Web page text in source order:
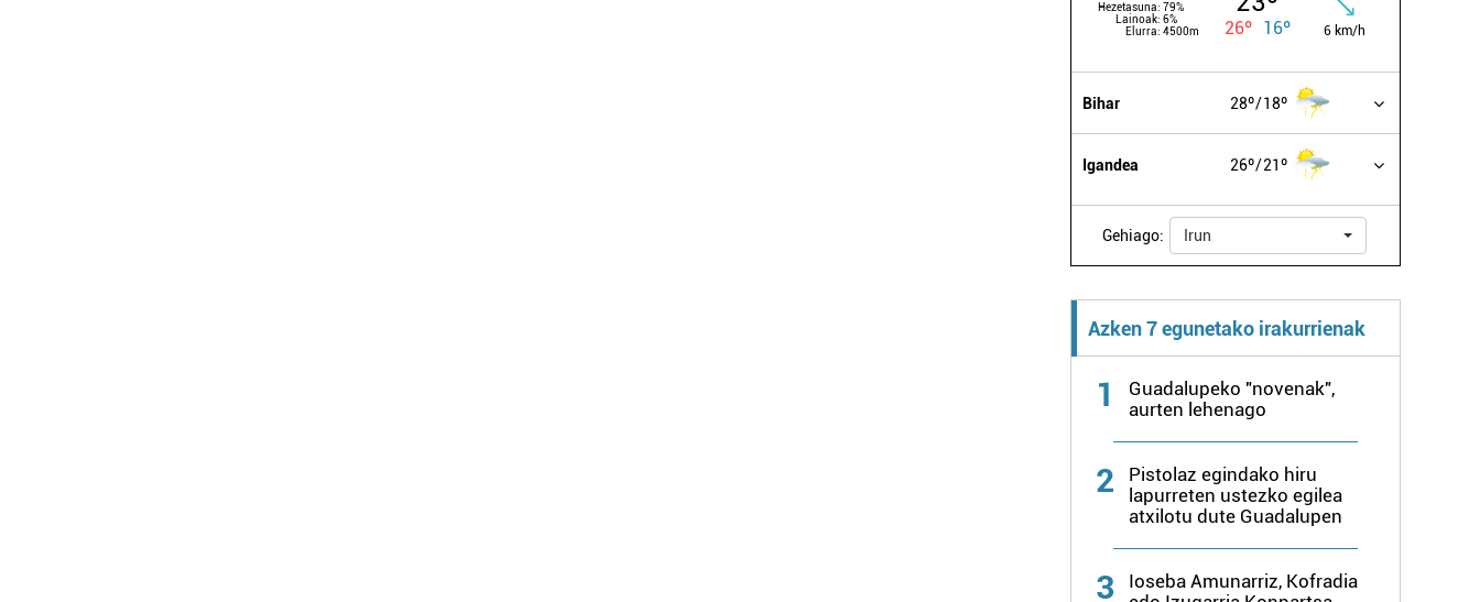
Hezetasuna: 79%
Lainoak: 6%
Elurra: 4500m 26º 16º 6 km/h
Bihar 28º 18º
Igandea 26º 21º
Gehiago: Irun
Azken 7 egunetako irakurrienak
1
Guadalupeko "novenak",
aurten lehenago
2
Pistolaz egindako hiru
lapurreten ustezko egilea
atxilotu dute Guadalupen
3
Ioseba Amunarriz, Kofradia